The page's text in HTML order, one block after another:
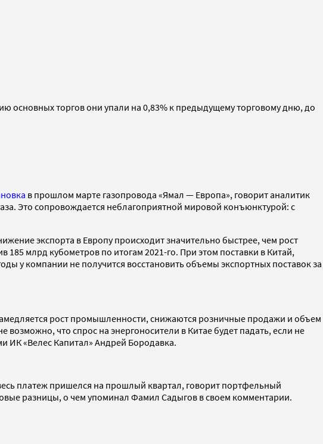
основных торгов они упали на 0,83% к предыдущему торговому дню, до
в прошлом марте газопровода «Ямал — Европа», говорит аналитик
Это сопровождается неблагоприятной мировой конъюнктурой: с
экспорта в Европу происходит значительно быстрее, чем рост
185 млрд кубометров по итогам 2021-го. При этом поставки в Китай,
у компании не получится восстановить объемы экспортных поставок за
рост промышленности, снижаются розничные продажи и объем
что спрос на энергоносители в Китае будет падать, если не
ИК «Велес Капитал» Андрей Бородавка.
платеж пришелся на прошлый квартал, говорит портфельный
разницы, о чем упоминал Фамил Садыгов в своем комментарии.